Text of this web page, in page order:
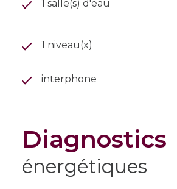
1 salle(s) d'eau
1 niveau(x)
interphone
diagnostics
énergétiques